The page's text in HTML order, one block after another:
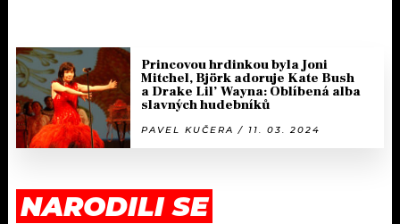
Princovou hrdinkou byla Joni
Mitchel, Björk adoruje Kate Bush
a Drake Lil’ Wayna: Oblíbená alba
slavných hudebníků
PAVEL KUČERA / 11. 03. 2024
NARODILI SE